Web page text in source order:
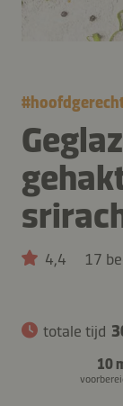
#
4,4 17
totale tijd
10